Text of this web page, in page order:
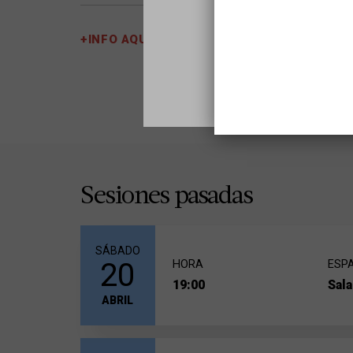
compositor gozaron del éxito y la fama más allá
. Partiendo de un tema
+INFO AQUÍ
Sesiones pasadas
SÁBADO
20
ABRIL
HORA
19:00